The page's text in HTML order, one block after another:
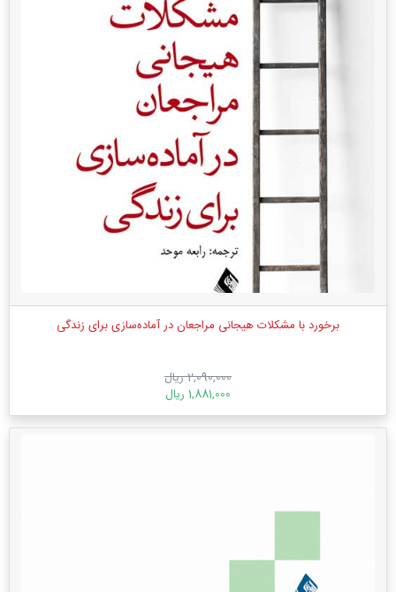
برخورد با مشکلات هیجانی مراجعان در آماده‌سازی برای زندگی
2,090,000 ریال
1,881,000 ریال